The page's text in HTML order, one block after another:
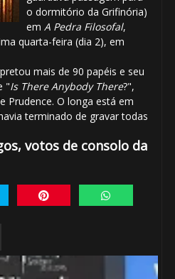
o dormitório da Grifinória)
em A Pedra Filosofal,
quarta-feira (dia 2), em
mais de 90 papéis e seu
"Is There Anybody There?",
Prudence. O longa está em
terminado de gravar todas
votos de consolo da